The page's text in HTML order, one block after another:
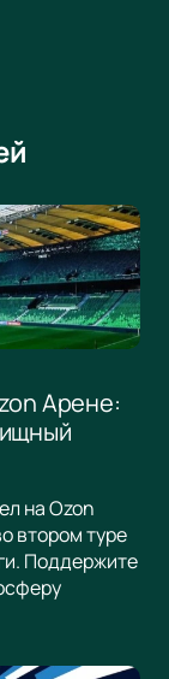
Арене:
на Ozon
втором туре
Поддержите